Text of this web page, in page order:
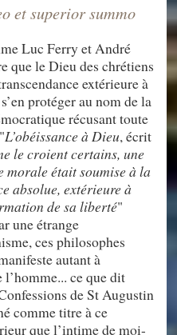
et superior summo
Luc Ferry et André
que le Dieu des chrétiens
extérieure à
protéger au nom de la
récusant toute
L’obéissance à Dieu, écrit
le croient certains, une
morale était soumise à la
absolue, extérieure à
de sa liberté"
une étrange
ces philosophes
autant à
l’homme... ce que dit
de St Augustin
comme titre à ce
que l’intime de moi-